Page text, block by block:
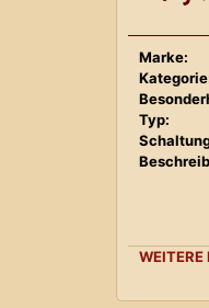
Marke:
Typ:
WEITERE